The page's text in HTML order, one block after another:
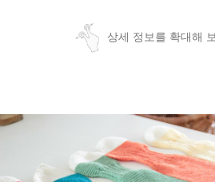
상세 정보를 확대해